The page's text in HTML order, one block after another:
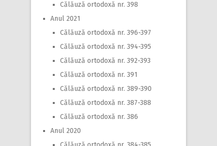
Călăuză ortodoxă nr. 398
Anul 2021
Călăuză ortodoxă nr. 396-397
Călăuză ortodoxă nr. 394-395
Călăuză ortodoxă nr. 392-393
Călăuză ortodoxă nr. 391
Călăuză ortodoxă nr. 389-390
Călăuză ortodoxă nr. 387-388
Călăuză ortodoxă nr. 386
Anul 2020